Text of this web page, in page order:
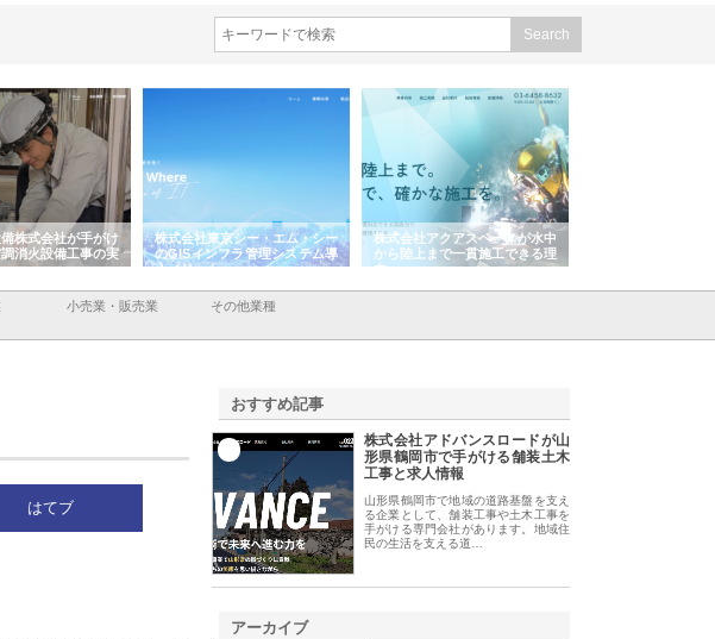
株式会社が手がけ
消火設備工事の実
株式会社東京シー・エム・シー
のGISインフラ管理システム導
入メリット
株式会社アクアスペースが水中
から陸上まで一貫施工できる理
由
小売業・販売業 その他業種
はてブ
おすすめ記事
株式会社アドバンスロードが山
形県鶴岡市で手がける舗装土木
工事と求人情報
山形県鶴岡市で地域の道路基盤を支え
る企業として、舗装工事や土木工事を
手がける専門会社があります。地域住
民の生活を支える道…
アーカイブ